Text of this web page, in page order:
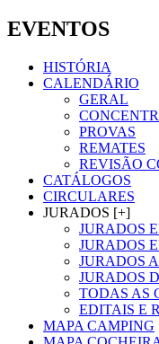
EVENTOS
HISTÓRIA
CALENDÁRIO
GERAL
PROVAS
REMATES
REVISÃO
CATÁLOGOS
CIRCULARES
JURADOS [+]
JURADOS
JURADOS
JURADOS
JURADOS
TODAS AS
EDITAIS E
MAPA CAMPING